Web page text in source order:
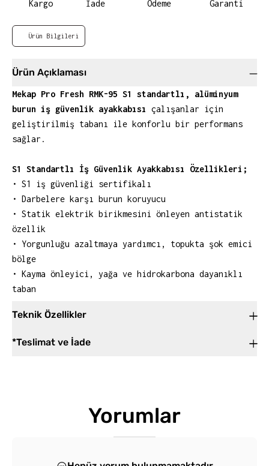
Kargo
İade
Ödeme
Garanti
Ürün Bilgileri
Ürün Açıklaması
Mekap Pro Fresh RMK-95 S1 standartlı, alüminyum
burun iş güvenlik ayakkabısı çalışanlar için
geliştirilmiş tabanı ile konforlu bir performans
sağlar.
S1 Standartlı İş Güvenlik Ayakkabısı Özellikleri;
• S1 iş güvenliği sertifikalı
• Darbelere karşı burun koruyucu
• Statik elektrik birikmesini önleyen antistatik
özellik
• Yorgunluğu azaltmaya yardımcı, topukta şok emici
bölge
• Kayma önleyici, yağa ve hidrokarbona dayanıklı
taban
Teknik Özellikler
*Teslimat ve İade
Yorumlar